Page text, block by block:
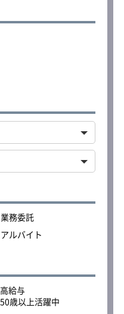
業務委託
アルバイト
高給与
50歳以上活躍中